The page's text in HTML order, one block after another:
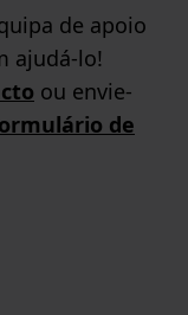
de apoio
ajudá-lo!
ou envie-
de